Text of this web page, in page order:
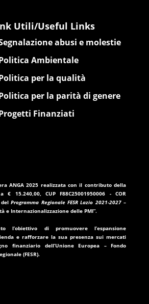
Utili/Useful Links
abusi e molestie
Ambientale
per la qualità
per la parità di genere
Finanziati
ANGA 2025 realizzata con il contributo della
a€ 15.240,00, CUPF88C25001950006 - COR
delProgramma Regionale FESR Lazio 2021-2027–
e Internazionalizzazione delle PMI”.
l’obiettivo di promuovere l’espansione
e rafforzare la sua presenza sui mercati
finanziario dell’Unione Europea – Fondo
(FESR).